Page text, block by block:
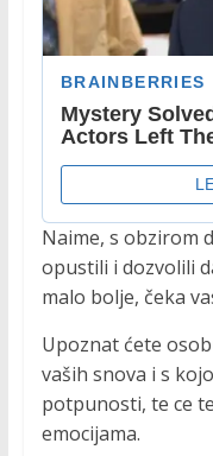
Naime, s obzirom
opustili i dozvolili
malo bolje, čeka
Upoznat ćete
vaših snova i s
potpunosti, te ce
emocijama.